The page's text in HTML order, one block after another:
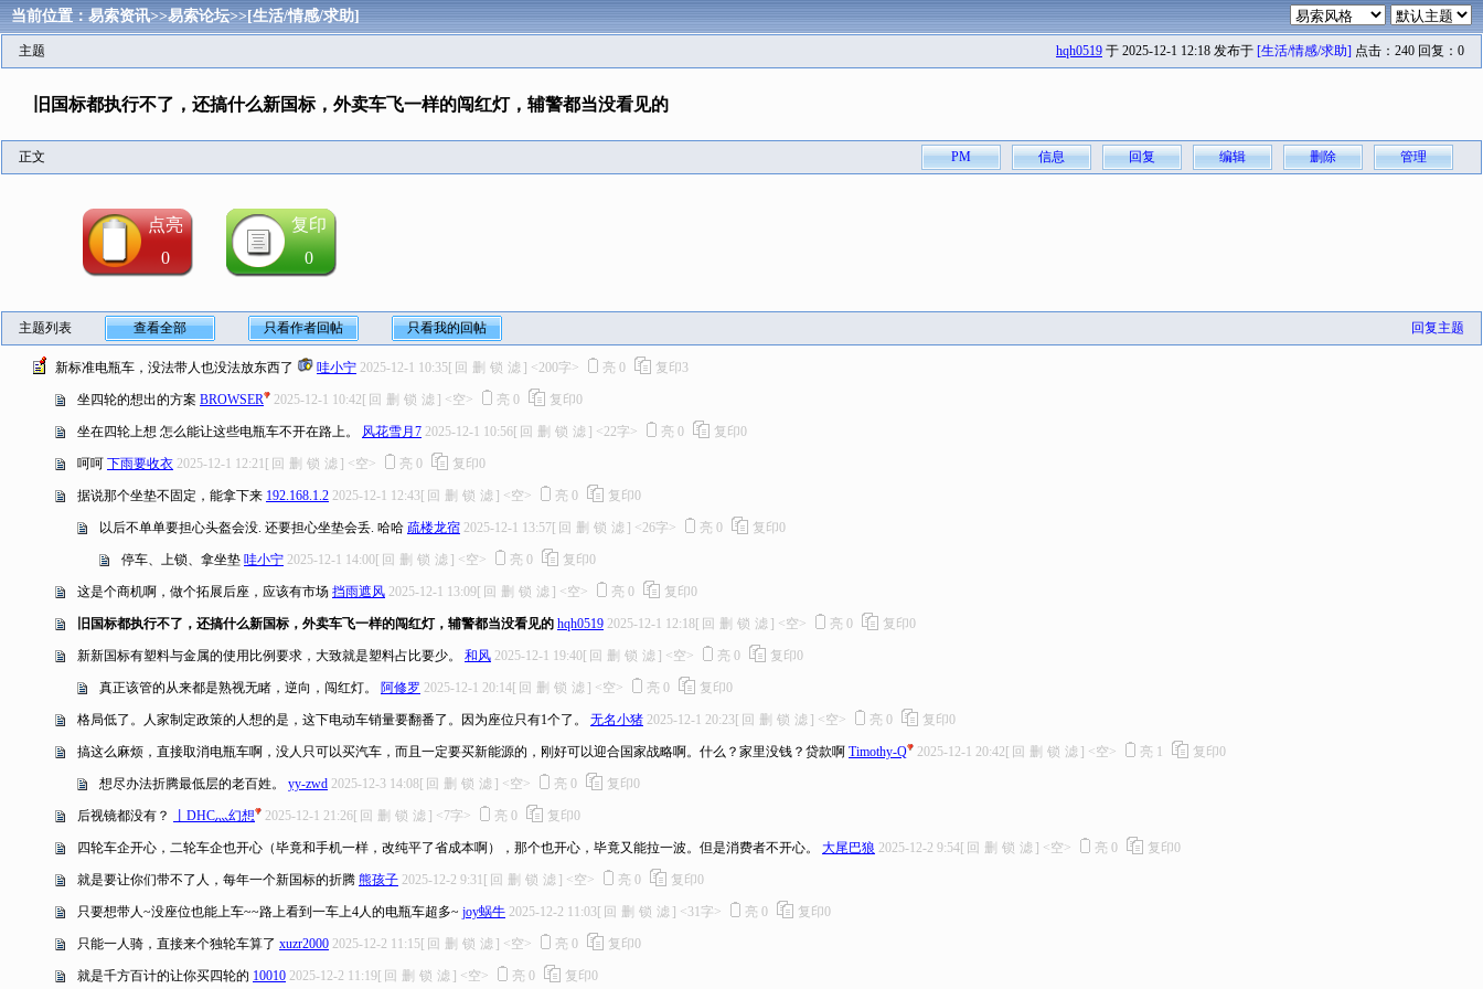
当前位置：易索资讯>>易索论坛>>[生活/情感/求助]
主题 hqh0519 于 2025-12-1 12:18 发布于 [生活/情感/求助] 点击：240 回复：0
旧国标都执行不了，还搞什么新国标，外卖车飞一样的闯红灯，辅警都当没看见的
正文 PM 信息 回复 编辑 删除 管理
点亮
0
复印
0
主题列表 查看全部 只看作者回帖 只看我的回帖 回复主题
新标准电瓶车，没法带人也没法放东西了 哇小宁 2025-12-1 10:35[ 回 删 锁 滤 ] <200字> 亮 0 复印3
坐四轮的想出的方案 BROWSER 2025-12-1 10:42 [ 回 删 锁 滤 ] <空> 亮 0 复印0
坐在四轮上想 怎么能让这些电瓶车不开在路上。 风花雪月7 2025-12-1 10:56[ 回 删 锁 滤 ] <22字> 亮 0 复印0
呵呵 下雨要收衣 2025-12-1 12:21 [ 回 删 锁 滤 ] <空> 亮 0 复印0
据说那个坐垫不固定，能拿下来 192.168.1.2 2025-12-1 12:43[ 回 删 锁 滤 ] <空> 亮 0 复印0
以后不单单要担心头盔会没. 还要担心坐垫会丢. 哈哈 疏楼龙宿 2025-12-1 13:57[ 回 删 锁 滤 ] <26字> 亮 0 复印0
停车、上锁、拿坐垫 哇小宁 2025-12-1 14:00[ 回 删 锁 滤 ] <空> 亮 0 复印0
这是个商机啊，做个拓展后座，应该有市场 挡雨遮风 2025-12-1 13:09[ 回 删 锁 滤 ] <空> 亮 0 复印0
旧国标都执行不了，还搞什么新国标，外卖车飞一样的闯红灯，辅警都当没看见的 hqh0519 2025-12-1 12:18[ 回 删 锁 滤 ] <空> 亮 0 复印0
新新国标有塑料与金属的使用比例要求，大致就是塑料占比要少。 和风 2025-12-1 19:40[ 回 删 锁 滤 ] <空> 亮 0 复印0
真正该管的从来都是熟视无睹，逆向，闯红灯。 阿修罗 2025-12-1 20:14[ 回 删 锁 滤 ] <空> 亮 0 复印0
格局低了。人家制定政策的人想的是，这下电动车销量要翻番了。因为座位只有1个了。 无名小猪 2025-12-1 20:23[ 回 删 锁 滤 ] <空> 亮 0 复印0
搞这么麻烦，直接取消电瓶车啊，没人只可以买汽车，而且一定要买新能源的，刚好可以迎合国家战略啊。什么？家里没钱？贷款啊 Timothy-Q 2025-12-1 20:42 [ 回 删 锁 滤 ] <空> 亮 1 复印0
想尽办法折腾最低层的老百姓。 yy-zwd 2025-12-3 14:08[ 回 删 锁 滤 ] <空> 亮 0 复印0
后视镜都没有？ 丨DHC灬幻想 2025-12-1 21:26[ 回 删 锁 滤 ] <7字> 亮 0 复印0
四轮车企开心，二轮车企也开心（毕竟和手机一样，改纯平了省成本啊），那个也开心，毕竟又能拉一波。但是消费者不开心。 大尾巴狼 2025-12-2 9:54[ 回 删 锁 滤 ] <空> 亮 0 复印0
就是要让你们带不了人，每年一个新国标的折腾 熊孩子 2025-12-2 9:31 [ 回 删 锁 滤 ] <空> 亮 0 复印0
只要想带人~没座位也能上车~~路上看到一车上4人的电瓶车超多~ joy蜗牛 2025-12-2 11:03[ 回 删 锁 滤 ] <31字> 亮 0 复印0
只能一人骑，直接来个独轮车算了 xuzr2000 2025-12-2 11:15[ 回 删 锁 滤 ] <空> 亮 0 复印0
就是千方百计的让你买四轮的 10010 2025-12-2 11:19[ 回 删 锁 滤 ] <空> 亮 0 复印0